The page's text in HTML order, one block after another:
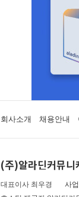
회사소개 채용안내
(주)알라딘커뮤니
대표이사 최우경 사